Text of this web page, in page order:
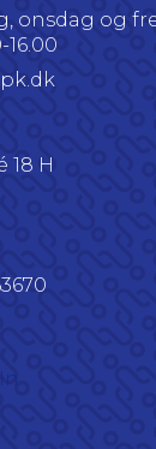
onsdag og
16.00
18 H